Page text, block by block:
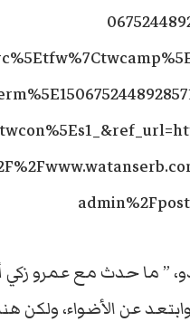
” ما حدث مع عمرو زكي
عن الأضواء، ولكن